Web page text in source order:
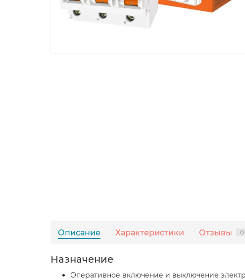
Описание Характеристики Отзывы 0
Назначение
Оперативное включение и выключение